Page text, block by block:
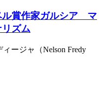
ル賞作家ガルシア゠マ
ズム
ージャ（Nelson Fredy